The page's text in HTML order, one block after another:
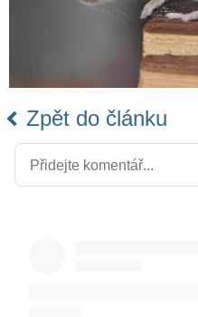
Zpět do článku